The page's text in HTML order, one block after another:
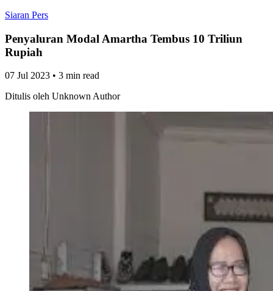
Siaran Pers
Penyaluran Modal Amartha Tembus 10 Triliun
Rupiah
07 Jul 2023 • 3 min read
Ditulis oleh Unknown Author